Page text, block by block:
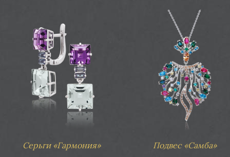
Серьги «Гармония» Подвес «Самба»